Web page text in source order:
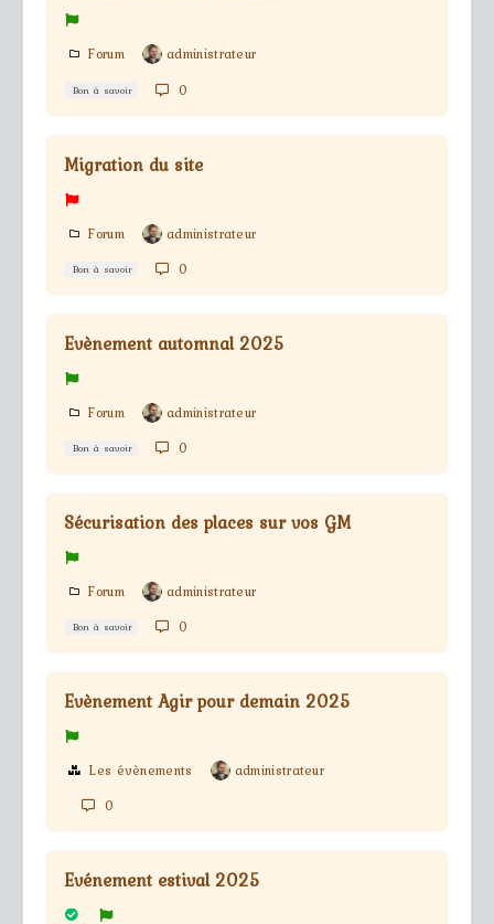
Forum administrateur
Bon à savoir 0
Migration du site
Forum administrateur
Bon à savoir 0
Evènement automnal 2025
Forum administrateur
Bon à savoir 0
Sécurisation des places sur vos GM
Forum administrateur
Bon à savoir 0
Evènement Agir pour demain 2025
Les évènements
administrateur
0
Evénement estival 2025